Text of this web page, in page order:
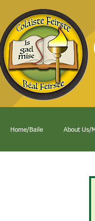
Home/Baile About Us/